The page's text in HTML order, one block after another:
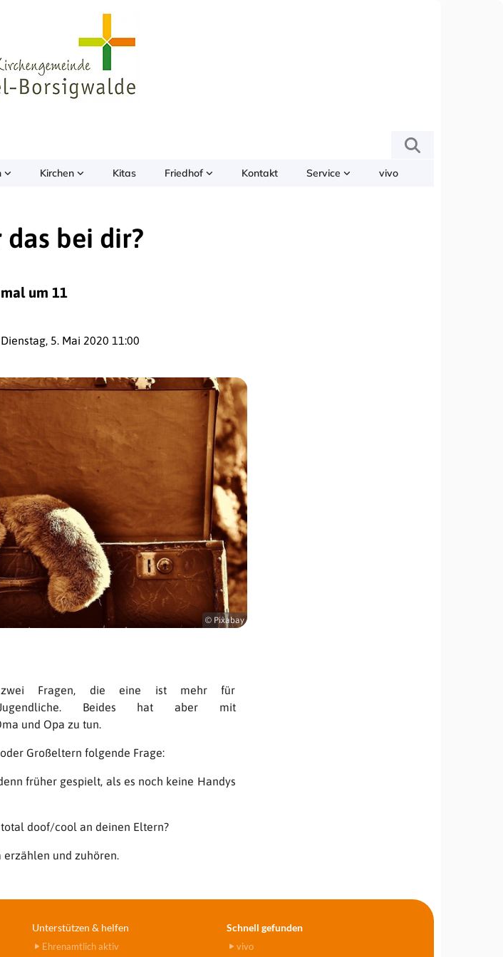
Kirchen Kitas Friedhof Kontakt Service vivo
bei dir?
um 11
5. Mai 2020 11:00
© Pixabay
Fragen, die eine ist mehr für
Beides hat aber mit
und Opa zu tun.
Großeltern folgende Frage:
früher gespielt, als es noch keine Handys
doof/cool an deinen Eltern?
erzählen und zuhören.
Unterstützen & helfen
Ehrenamtlich aktiv
Schnell gefunden
vivo